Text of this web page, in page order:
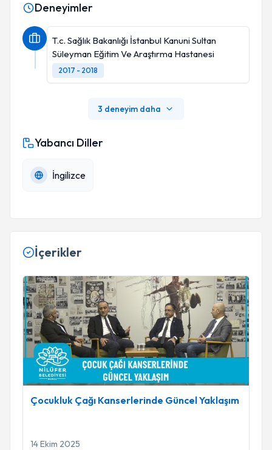
Deneyimler
T.c. Sağlık Bakanlığı İstanbul Kanuni Sultan
Süleyman Eğitim Ve Araştırma Hastanesi
2017 - 2018
3 deneyim daha
Yabancı Diller
İngilizce
İçerikler
Çocukluk Çağı Kanserlerinde Güncel Yaklaşım
Çocukluk Çağı Kanserlerinde Güncel Yaklaşım
14 Ekim 2025